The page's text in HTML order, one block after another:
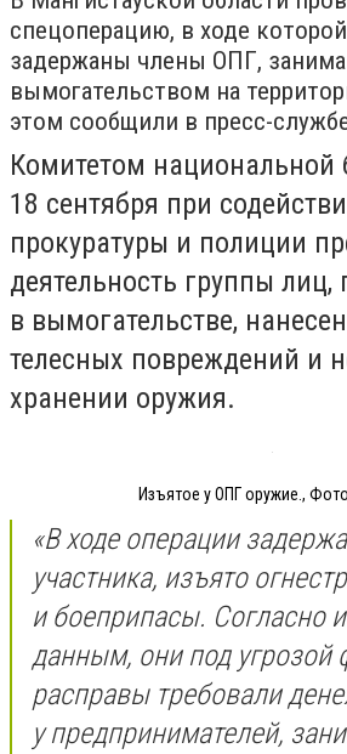
спецоперацию, в ходе
задержаны члены ОПГ,
вымогательством на
этом сообщили в пресс-
Комитетом национальной
18 сентября при
прокуратуры и полиции
деятельность группы
в вымогательстве,
телесных повреждений и
хранении оружия.
Изъятое у ОПГ оружие.,
«В ходе операции
участника, изъято
и боеприпасы. Согласно
данным, они под угрозой
расправы требовали
у предпринимателей,